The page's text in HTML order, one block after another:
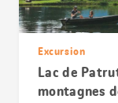
Excursion
Lac de
montagnes